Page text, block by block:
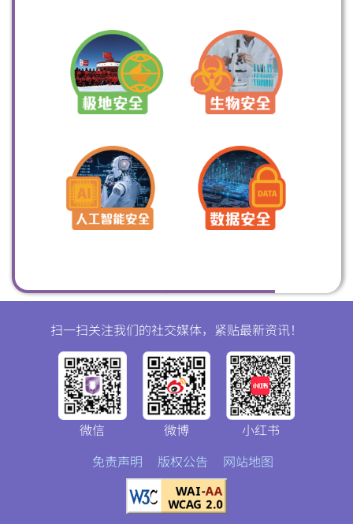
免责声明 版权公告 网站地图
扫一扫关注我们的社交媒体，紧贴最新资讯！
微信 微博 小红书